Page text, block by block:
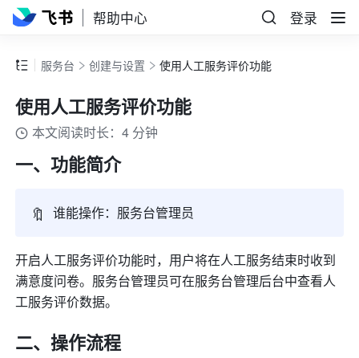
帮助中心 登录
服务台 创建与设置 使用人工服务评价功能
使用人工服务评价功能
本文阅读时长：4 分钟
一、功能简介
🔖 谁能操作：服务台管理员
开启人工服务评价功能时，用户将在人工服务结束时收到
满意度问卷。服务台管理员可在服务台管理后台中查看人
工服务评价数据。
二、操作流程